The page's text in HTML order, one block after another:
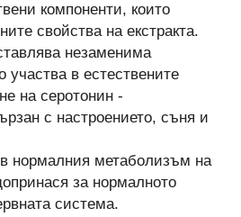
компоненти, които
свойства на екстракта.
незаменима
участва в естествените
на серотонин -
с настроението, съня и
нормалния метаболизъм на
за нормалното
система.